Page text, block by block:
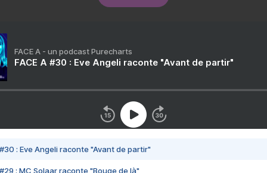
FACE A - un podcast Purecharts
FACE A #30 : Eve Angeli raconte "Avant de partir"
#30 : Eve Angeli raconte "Avant de partir"
#29 : MC Solaar raconte "Bouge de là"